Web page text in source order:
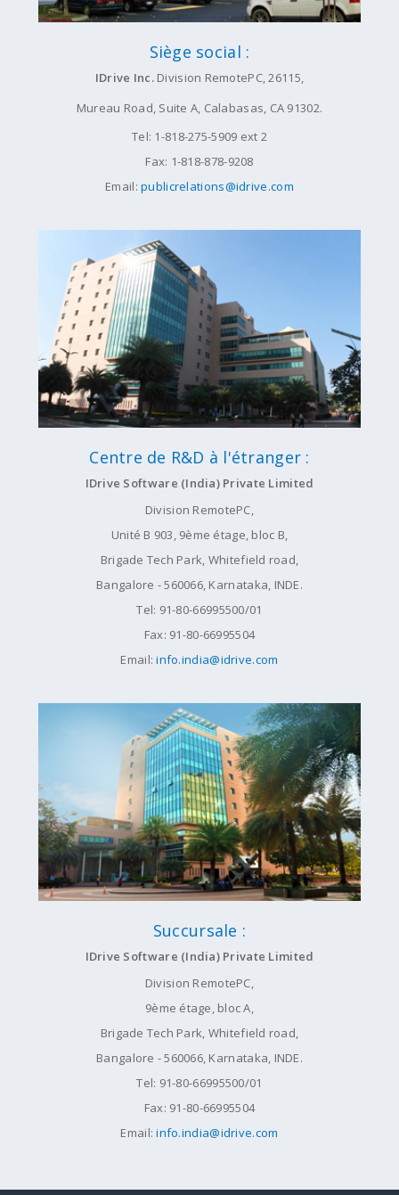
Siège social :
IDrive Inc.Division RemotePC, 26115,
Mureau Road, Suite A, Calabasas, CA 91302.
Tel: 1-818-275-5909 ext 2
Fax: 1-818-878-9208
Email:publicrelations@idrive.com
Centre de R&D à l'étranger :
IDrive Software (India) Private Limited
Division RemotePC,
Unité B 903, 9ème étage, bloc B,
Brigade Tech Park, Whitefield road,
Bangalore - 560066, Karnataka, INDE.
Tel: 91-80-66995500/01
Fax: 91-80-66995504
Email:info.india@idrive.com
Succursale :
IDrive Software (India) Private Limited
Division RemotePC,
9ème étage, bloc A,
Brigade Tech Park, Whitefield road,
Bangalore - 560066, Karnataka, INDE.
Tel: 91-80-66995500/01
Fax: 91-80-66995504
Email:info.india@idrive.com